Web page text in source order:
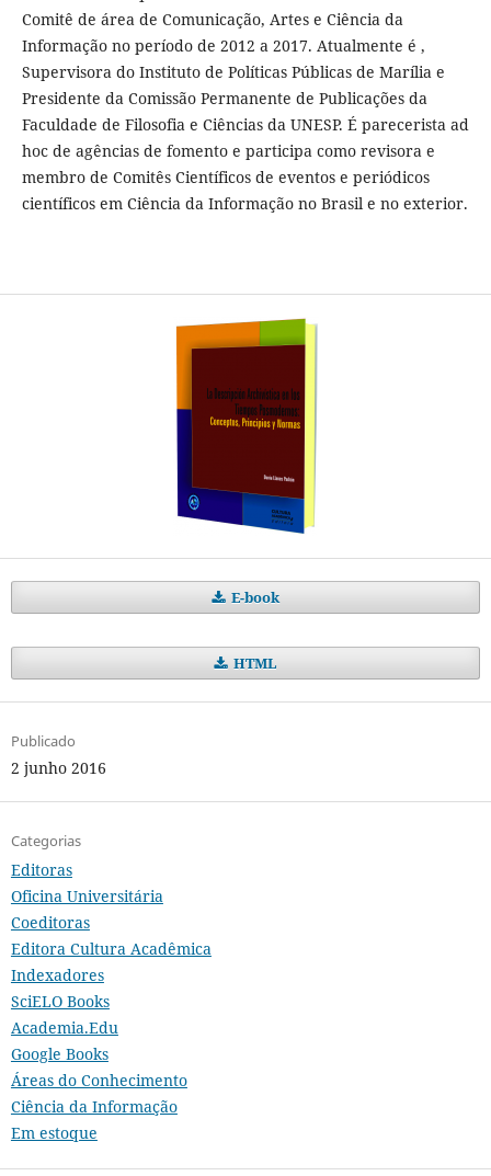
Comitê de área de Comunicação, Artes e Ciência da
Informação no período de 2012 a 2017. Atualmente é ,
Supervisora do Instituto de Políticas Públicas de Marília e
Presidente da Comissão Permanente de Publicações da
Faculdade de Filosofia e Ciências da UNESP. É parecerista ad
hoc de agências de fomento e participa como revisora e
membro de Comitês Científicos de eventos e periódicos
científicos em Ciência da Informação no Brasil e no exterior.
E-book
HTML
Publicado
2 junho 2016
Categorias
Editoras
Oficina Universitária
Coeditoras
Editora Cultura Acadêmica
Indexadores
SciELO Books
Academia.Edu
Google Books
Áreas do Conhecimento
Ciência da Informação
Em estoque